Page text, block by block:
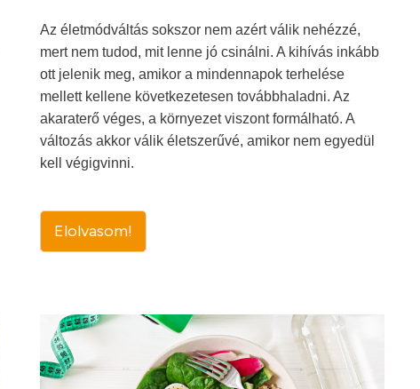
Az életmódváltás sokszor nem azért válik nehézzé,
mert nem tudod, mit lenne jó csinálni. A kihívás inkább
ott jelenik meg, amikor a mindennapok terhelése
mellett kellene következetesen továbbhaladni. Az
akaraterő véges, a környezet viszont formálható. A
változás akkor válik életszerűvé, amikor nem egyedül
kell végigvinni.
Elolvasom!